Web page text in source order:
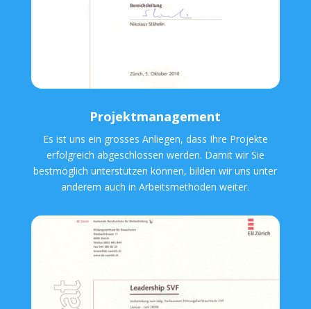
Projektmanagement
Es ist uns ein grosses Anliegen, dass Ihre Projekte
erfolgreich abgeschlossen werden. Damit wir Sie
bestmöglich unterstützen können, bilden wir uns unter
anderem auch in Arbeitsmethoden weiter.